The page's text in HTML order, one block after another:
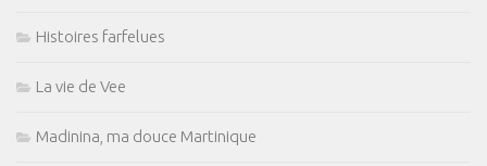
Histoires farfelues
La vie de Vee
Madinina, ma douce Martinique